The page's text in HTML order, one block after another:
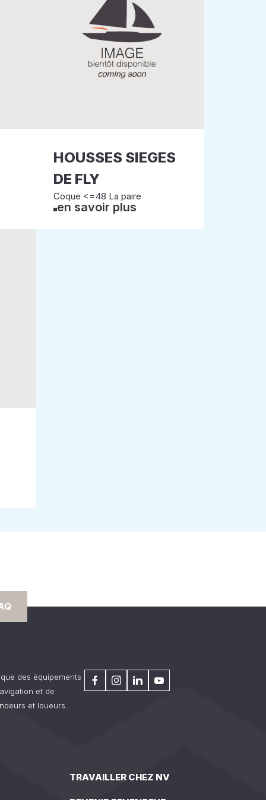
HOUSSES SIEGES
DE FLY
Coque <=48 La paire
en savoir plus
des équipements
et de
et loueurs.
TRAVAILLER CHEZ NV